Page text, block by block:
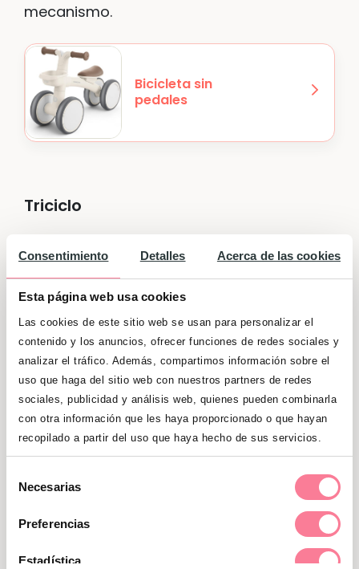
Consentimiento Detalles Acerca de las cookies
Esta página web usa cookies
Las cookies de este sitio web se usan para personalizar el
contenido y los anuncios, ofrecer funciones de redes sociales y
analizar el tráfico. Además, compartimos información sobre el
uso que haga del sitio web con nuestros partners de redes
sociales, publicidad y análisis web, quienes pueden combinarla
con otra información que les haya proporcionado o que hayan
recopilado a partir del uso que haya hecho de sus servicios.
Necesarias
Preferencias
Estadística
mecanismo.
Bicicleta sin
pedales
Triciclo
Es una alternativa a la bici sin pedales:el
niño adquiere más fuerza y coordinación,
y va aprendiendo a dar a los pedales.
Muchos triciclos incluyen la posibilidad de
engancharles un palo que permite a los
padres empujar al niño si se cansa de
pedalear, por lo que a partir de cierta
edad puede sustituir al carrito en algunas
situaciones.